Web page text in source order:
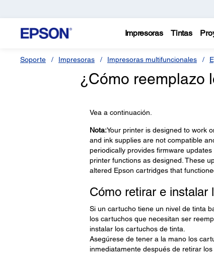
Impresoras Tintas
Soporte Impresoras Impresoras multifuncionales
¿Cómo reemplazo
Vea a continuación.
Nota:Your printer is designed to work
and ink supplies are not compatible
periodically provides firmware
printer functions as designed. These
altered Epson cartridges that
Cómo retirar e instalar
Si un cartucho tiene un nivel de tinta
los cartuchos que necesitan ser
instalar los cartuchos de tinta.
Asegúrese de tener a la mano los
inmediatamente después de retirar